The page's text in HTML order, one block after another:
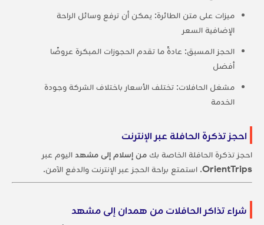
ميزات على متن الطائرة: يمكن أن ترفع وسائل الراحة
الإضافية السعر
الحجز المسبق: عادةً ما تقدم الحجوزات المبكرة عروضًا
أفضل
مشغل الحافلات: تختلف الأسعار باختلاف الشركة وجودة
الخدمة
احجز تذكرة الحافلة عبر الإنترنت
احجز تذكرة الحافلة الخاصة بك من إسلام إلى مشهد اليوم عبر
OrientTrips. استمتع براحة الحجز عبر الإنترنت والدفع الآمن.
شراء تذاكر الحافلات من همدان إلى مشهد